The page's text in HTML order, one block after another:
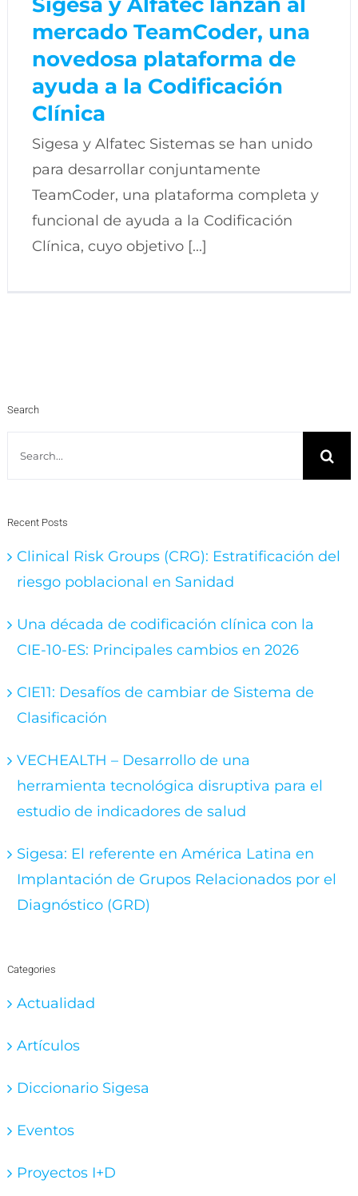
mercado TeamCoder, una
novedosa plataforma de
ayuda a la Codificación
Clínica
Sigesa y Alfatec Sistemas se han unido
para desarrollar conjuntamente
TeamCoder, una plataforma completa y
funcional de ayuda a la Codificación
Clínica, cuyo objetivo [...]
Search
Recent Posts
Clinical Risk Groups (CRG): Estratificación del
riesgo poblacional en Sanidad
Una década de codificación clínica con la
CIE-10-ES: Principales cambios en 2026
CIE11: Desafíos de cambiar de Sistema de
Clasificación
VECHEALTH – Desarrollo de una
herramienta tecnológica disruptiva para el
estudio de indicadores de salud
Sigesa: El referente en América Latina en
Implantación de Grupos Relacionados por el
Diagnóstico (GRD)
Categories
Actualidad
Artículos
Diccionario Sigesa
Eventos
Proyectos I+D